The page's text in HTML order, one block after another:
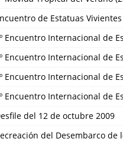
de Estatuas Vivientes
Encuentro Internacional de
Encuentro Internacional de
Encuentro Internacional de
Encuentro Internacional de
del 12 de octubre 2009
del Desembarco de